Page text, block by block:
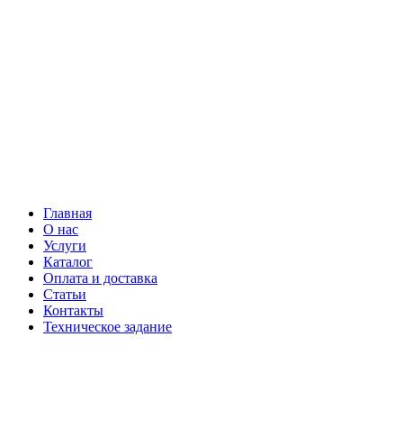
Главная
О нас
Услуги
Каталог
Оплата и доставка
Статьи
Контакты
Техническое задание